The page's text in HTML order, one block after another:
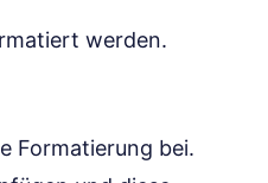
werden.
Formatierung bei.